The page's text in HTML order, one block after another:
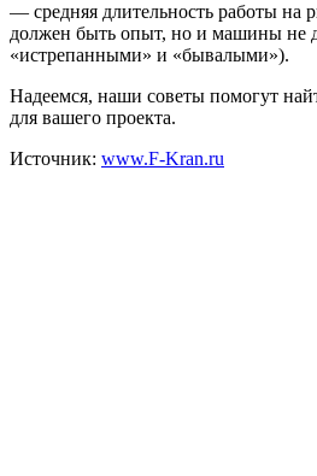
— средняя длительность работы на
должен быть опыт, но и машины не
«истрепанными» и «бывалыми»).
Надеемся, наши советы помогут
для вашего проекта.
Источник: www.F-Kran.ru